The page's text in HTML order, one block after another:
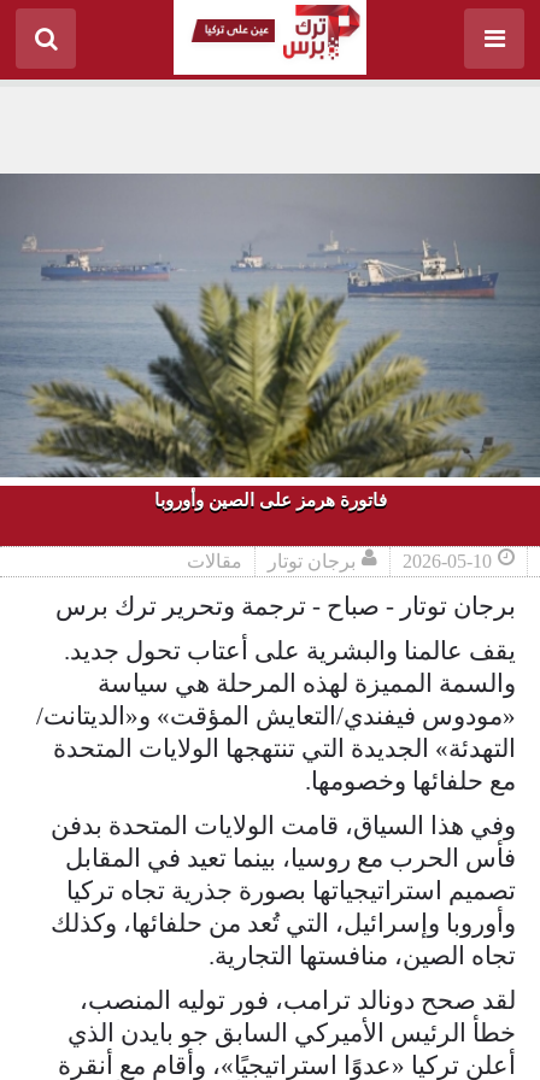
فاتورة هرمز على الصين وأوروبا
2026-05-10 برجان توتار مقالات
برجان توتار - صباح - ترجمة وتحرير ترك برس
يقف عالمنا والبشرية على أعتاب تحول جديد.
والسمة المميزة لهذه المرحلة هي سياسة
«مودوس فيفندي/التعايش المؤقت» و«الديتانت/
التهدئة» الجديدة التي تنتهجها الولايات المتحدة
مع حلفائها وخصومها.
وفي هذا السياق، قامت الولايات المتحدة بدفن
فأس الحرب مع روسيا، بينما تعيد في المقابل
تصميم استراتيجياتها بصورة جذرية تجاه تركيا
وأوروبا وإسرائيل، التي تُعد من حلفائها، وكذلك
تجاه الصين، منافستها التجارية.
لقد صحح دونالد ترامب، فور توليه المنصب،
خطأ الرئيس الأميركي السابق جو بايدن الذي
أعلن تركيا «عدوًا استراتيجيًا»، وأقام مع أنقرة